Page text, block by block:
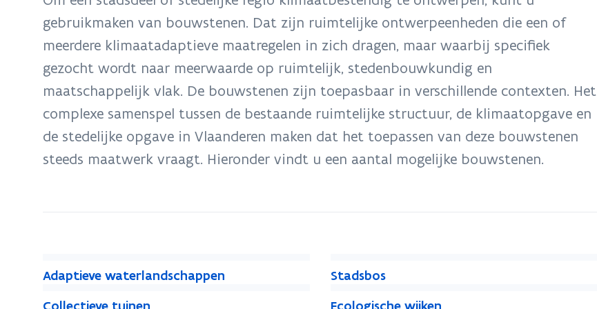
Bouwstenen
voor
klimaatadaptatie
gebruikmaken van bouwstenen. Dat zijn ruimtelijke ontwerpeenheden die een of
meerdere klimaatadaptieve maatregelen in zich dragen, maar waarbij specifiek
gezocht wordt naar meerwaarde op ruimtelijk, stedenbouwkundig en
maatschappelijk vlak. De bouwstenen zijn toepasbaar in verschillende contexten. Het
complexe samenspel tussen de bestaande ruimtelijke structuur, de klimaatopgave en
de stedelijke opgave in Vlaanderen maken dat het toepassen van deze bouwstenen
steeds maatwerk vraagt. Hieronder vindt u een aantal mogelijke bouwstenen.
d
a
Adaptieve waterlandschappen
A
t
a
Stadsbos
S
C E